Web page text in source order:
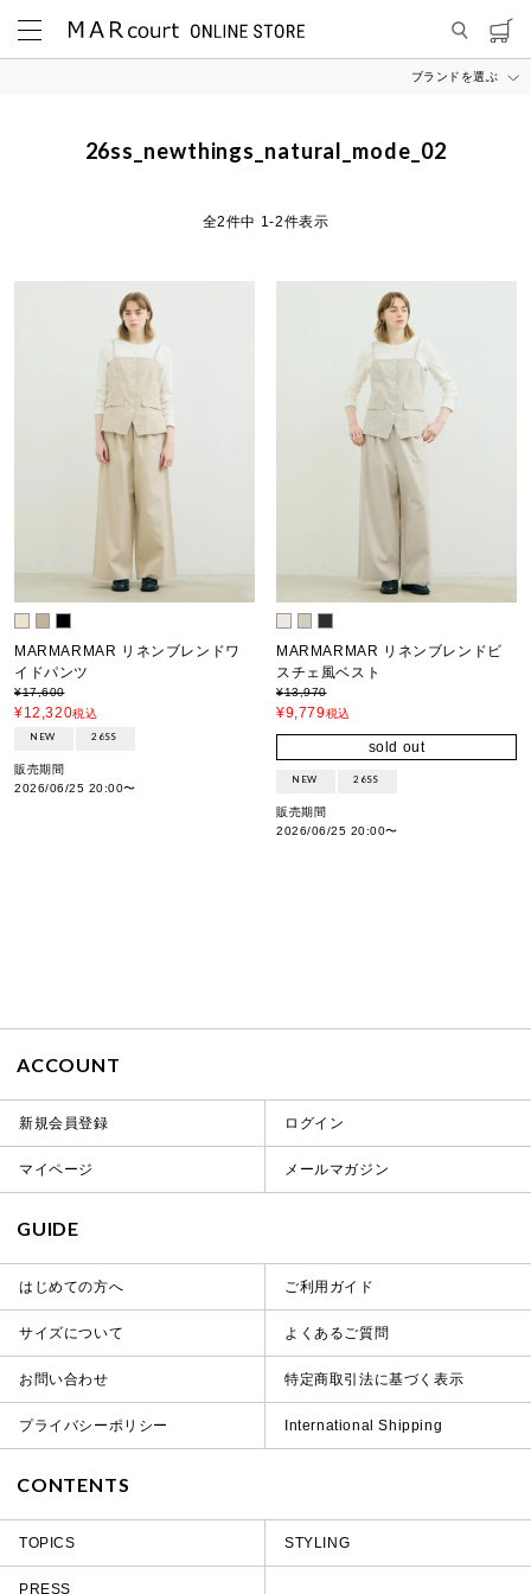
ブランドを選ぶ
26ss_newthings_natural_mode_02
2件中 1-2件表示
MARMARMAR リネンブレンドワ
イドパンツ
¥17,600
¥12,320税込
NEW 26SS
販売期間
2026/06/25 20:00〜
MARMARMAR リネンブレンドビ
スチェ風ベスト
¥13,970
¥9,779税込
sold out
NEW 26SS
販売期間
2026/06/25 20:00〜
ACCOUNT
新規会員登録 ログイン
マイページ メールマガジン
GUIDE
はじめての方へ ご利用ガイド
サイズについて よくあるご質問
お問い合わせ 特定商取引法に基づく表示
プライバシーポリシー International Shipping
CONTENTS
TOPICS STYLING
PRESS